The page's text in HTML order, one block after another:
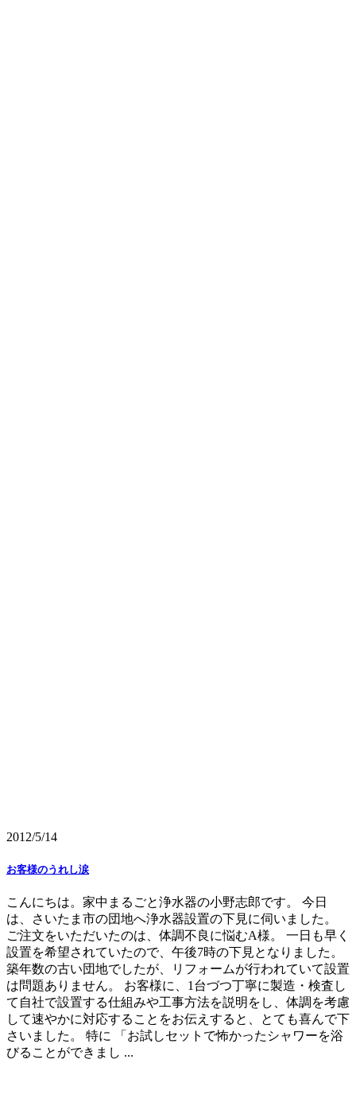
2012/5/14
お客様のうれし涙
こんにちは。家中まるごと浄水器の小野志郎です。 今日
は、さいたま市の団地へ浄水器設置の下見に伺いました。
ご注文をいただいたのは、体調不良に悩むA様。 一日も早く
設置を希望されていたので、午後7時の下見となりました。
築年数の古い団地でしたが、リフォームが行われていて設置
は問題ありません。 お客様に、1台づつ丁寧に製造・検査し
て自社で設置する仕組みや工事方法を説明をし、体調を考慮
して速やかに対応することをお伝えすると、とても喜んで下
さいました。 特に 「お試しセットで怖かったシャワーを浴
びることができまし ...